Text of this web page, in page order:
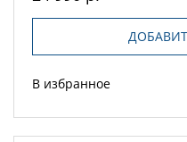
В избранное